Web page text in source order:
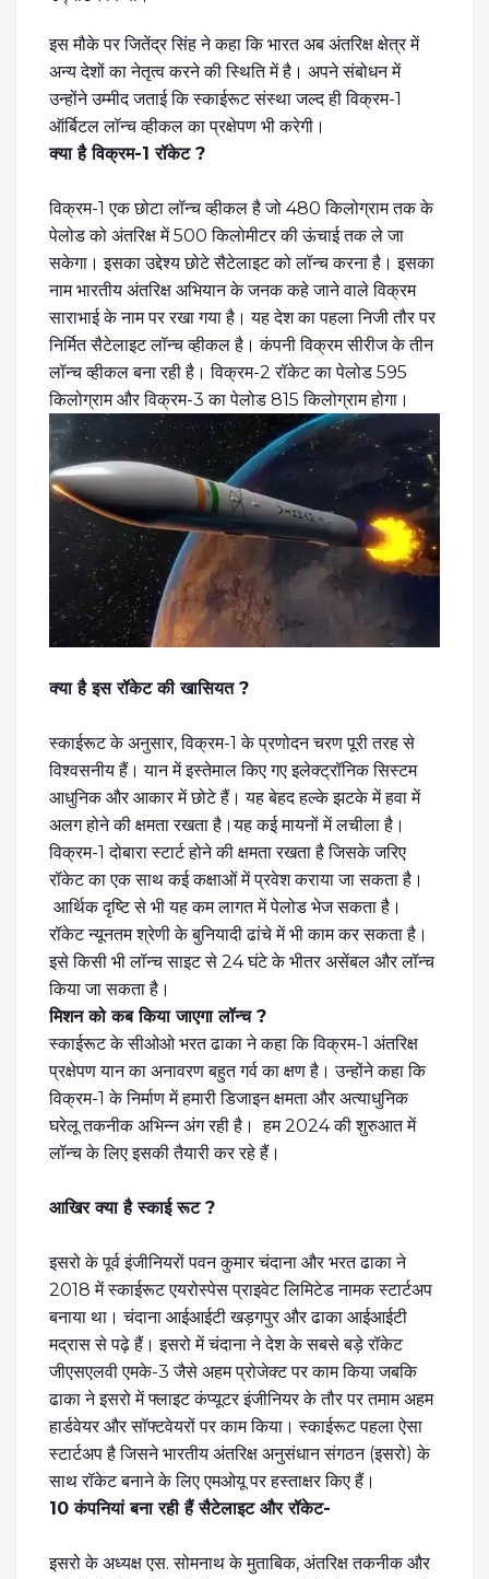
इस मौके पर जितेंद्र सिंह ने कहा कि भारत अब अंतरिक्ष क्षेत्र में
अन्य देशों का नेतृत्व करने की स्थिति में है। अपने संबोधन में
उन्होंने उम्मीद जताई कि स्काईरूट संस्था जल्द ही विक्रम-1
ऑर्बिटल लॉन्च व्हीकल का प्रक्षेपण भी करेगी।
क्या है विक्रम-1 रॉकेट ?
विक्रम-1 एक छोटा लॉन्च व्हीकल है जो 480 किलोग्राम तक के
पेलोड को अंतरिक्ष में 500 किलोमीटर की ऊंचाई तक ले जा
सकेगा। इसका उद्देश्य छोटे सैटेलाइट को लॉन्च करना है। इसका
नाम भारतीय अंतरिक्ष अभियान के जनक कहे जाने वाले विक्रम
साराभाई के नाम पर रखा गया है। यह देश का पहला निजी तौर पर
निर्मित सैटेलाइट लॉन्च व्हीकल है। कंपनी विक्रम सीरीज के तीन
लॉन्च व्हीकल बना रही है। विक्रम-2 रॉकेट का पेलोड 595
किलोग्राम और विक्रम-3 का पेलोड 815 किलोग्राम होगा।
क्या है इस रॉकेट की खासियत ?
स्काईरूट के अनुसार, विक्रम-1 के प्रणोदन चरण पूरी तरह से
विश्वसनीय हैं। यान में इस्तेमाल किए गए इलेक्ट्रॉनिक सिस्टम
आधुनिक और आकार में छोटे हैं। यह बेहद हल्के झटके में हवा में
अलग होने की क्षमता रखता है।यह कई मायनों में लचीला है।
विक्रम-1 दोबारा स्टार्ट होने की क्षमता रखता है जिसके जरिए
रॉकेट का एक साथ कई कक्षाओं में प्रवेश कराया जा सकता है।
आर्थिक दृष्टि से भी यह कम लागत में पेलोड भेज सकता है।
रॉकेट न्यूनतम श्रेणी के बुनियादी ढांचे में भी काम कर सकता है।
इसे किसी भी लॉन्च साइट से 24 घंटे के भीतर असेंबल और लॉन्च
किया जा सकता है।
मिशन को कब किया जाएगा लॉन्च ?
स्काईरूट के सीओओ भरत ढाका ने कहा कि विक्रम-1 अंतरिक्ष
प्रक्षेपण यान का अनावरण बहुत गर्व का क्षण है। उन्होंने कहा कि
विक्रम-1 के निर्माण में हमारी डिजाइन क्षमता और अत्याधुनिक
घरेलू तकनीक अभिन्न अंग रही है। हम 2024 की शुरुआत में
लॉन्च के लिए इसकी तैयारी कर रहे हैं।
आखिर क्या है स्काई रूट ?
इसरो के पूर्व इंजीनियरों पवन कुमार चंदाना और भरत ढाका ने
2018 में स्काईरूट एयरोस्पेस प्राइवेट लिमिटेड नामक स्टार्टअप
बनाया था। चंदाना आईआईटी खड़गपुर और ढाका आईआईटी
मद्रास से पढ़े हैं। इसरो में चंदाना ने देश के सबसे बड़े रॉकेट
जीएसएलवी एमके-3 जैसे अहम प्रोजेक्ट पर काम किया जबकि
ढाका ने इसरो में फ्लाइट कंप्यूटर इंजीनियर के तौर पर तमाम अहम
हार्डवेयर और सॉफ्टवेयरों पर काम किया। स्काईरूट पहला ऐसा
स्टार्टअप है जिसने भारतीय अंतरिक्ष अनुसंधान संगठन (इसरो) के
साथ रॉकेट बनाने के लिए एमओयू पर हस्ताक्षर किए हैं।
10 कंपनियां बना रही हैं सैटेलाइट और रॉकेट-
इसरो के अध्यक्ष एस. सोमनाथ के मुताबिक, अंतरिक्ष तकनीक और